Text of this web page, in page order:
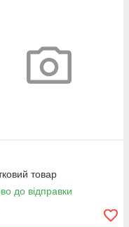
товар
до відправки